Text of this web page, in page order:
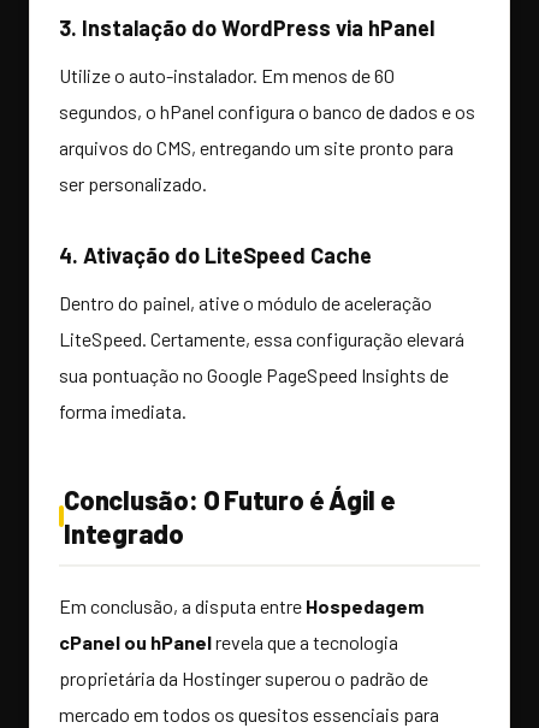
3. Instalação do WordPress via hPanel
Utilize o auto-instalador. Em menos de 60
segundos, o hPanel configura o banco de dados e os
arquivos do CMS, entregando um site pronto para
ser personalizado.
4. Ativação do LiteSpeed Cache
Dentro do painel, ative o módulo de aceleração
LiteSpeed. Certamente, essa configuração elevará
sua pontuação no Google PageSpeed Insights de
forma imediata.
Conclusão: O Futuro é Ágil e
Integrado
Em conclusão, a disputa entre Hospedagem
cPanel ou hPanelrevela que a tecnologia
proprietária da Hostinger superou o padrão de
mercado em todos os quesitos essenciais para